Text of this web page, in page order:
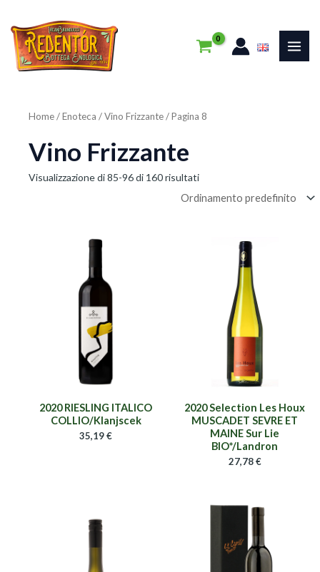
contenuto
Home/Enoteca /Vino Frizzante/ Pagina 8
Vino Frizzante
Visualizzazione di 85-96 di 160 risultati
2020 RIESLING ITALICO
COLLIO/Klanjscek
35,19€
2020 Selection Les Houx
MUSCADET SEVRE ET
MAINE Sur Lie
BIO*/Landron
27,78€